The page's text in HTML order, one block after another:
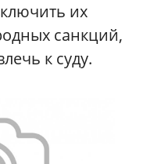
их
санкций,
к суду.